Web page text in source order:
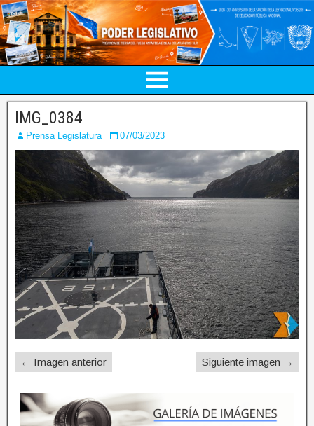
IMG_0384
Prensa Legislatura 07/03/2023
← Imagen anterior Siguiente imagen →